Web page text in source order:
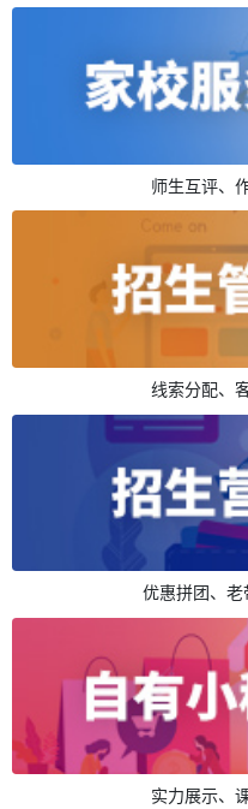
师生互评、
线索分配、
优惠拼团、
实力展示、